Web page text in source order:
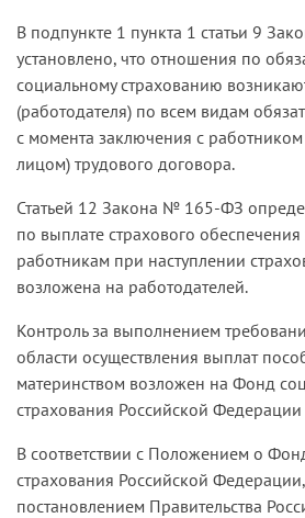
В подпункте 1 пункта 1 статьи 9
установлено, что отношения по
социальному страхованию
(работодателя) по всем видам
с момента заключения с
лицом) трудового договора.
Статьей 12 Закона № 165-ФЗ
по выплате страхового
работникам при наступлении
возложена на работодателей.
Контроль за выполнением
области осуществления выплат
материнством возложен на Фонд
страхования Российской
В соответствии с Положением о
страхования Российской
постановлением Правительства